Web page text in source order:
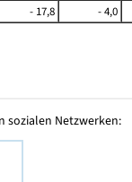
- 17,8 - 4,0
sozialen Netzwerken: